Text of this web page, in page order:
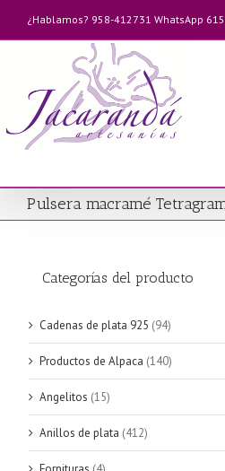
contenido
¿Hablamos? 958-412731 WhatsApp
Pulsera macramé
Categorías del producto
Cadenas de plata 925 (94)
Productos de Alpaca (140)
Angelitos (15)
Anillos de plata (412)